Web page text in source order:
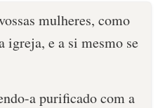
mulheres, como
igreja, e a si mesmo se
a purificado com a